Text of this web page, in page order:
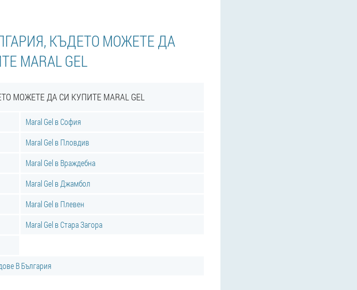
КЪДЕТО МОЖЕТЕ ДА
MARAL GEL
МОЖЕТЕ ДА СИ КУПИТЕ MARAL GEL
Maral Gel в София
Maral Gel в Пловдив
Maral Gel в Враждебна
Maral Gel в Джамбол
Maral Gel в Плевен
Maral Gel в Стара Загора
В България